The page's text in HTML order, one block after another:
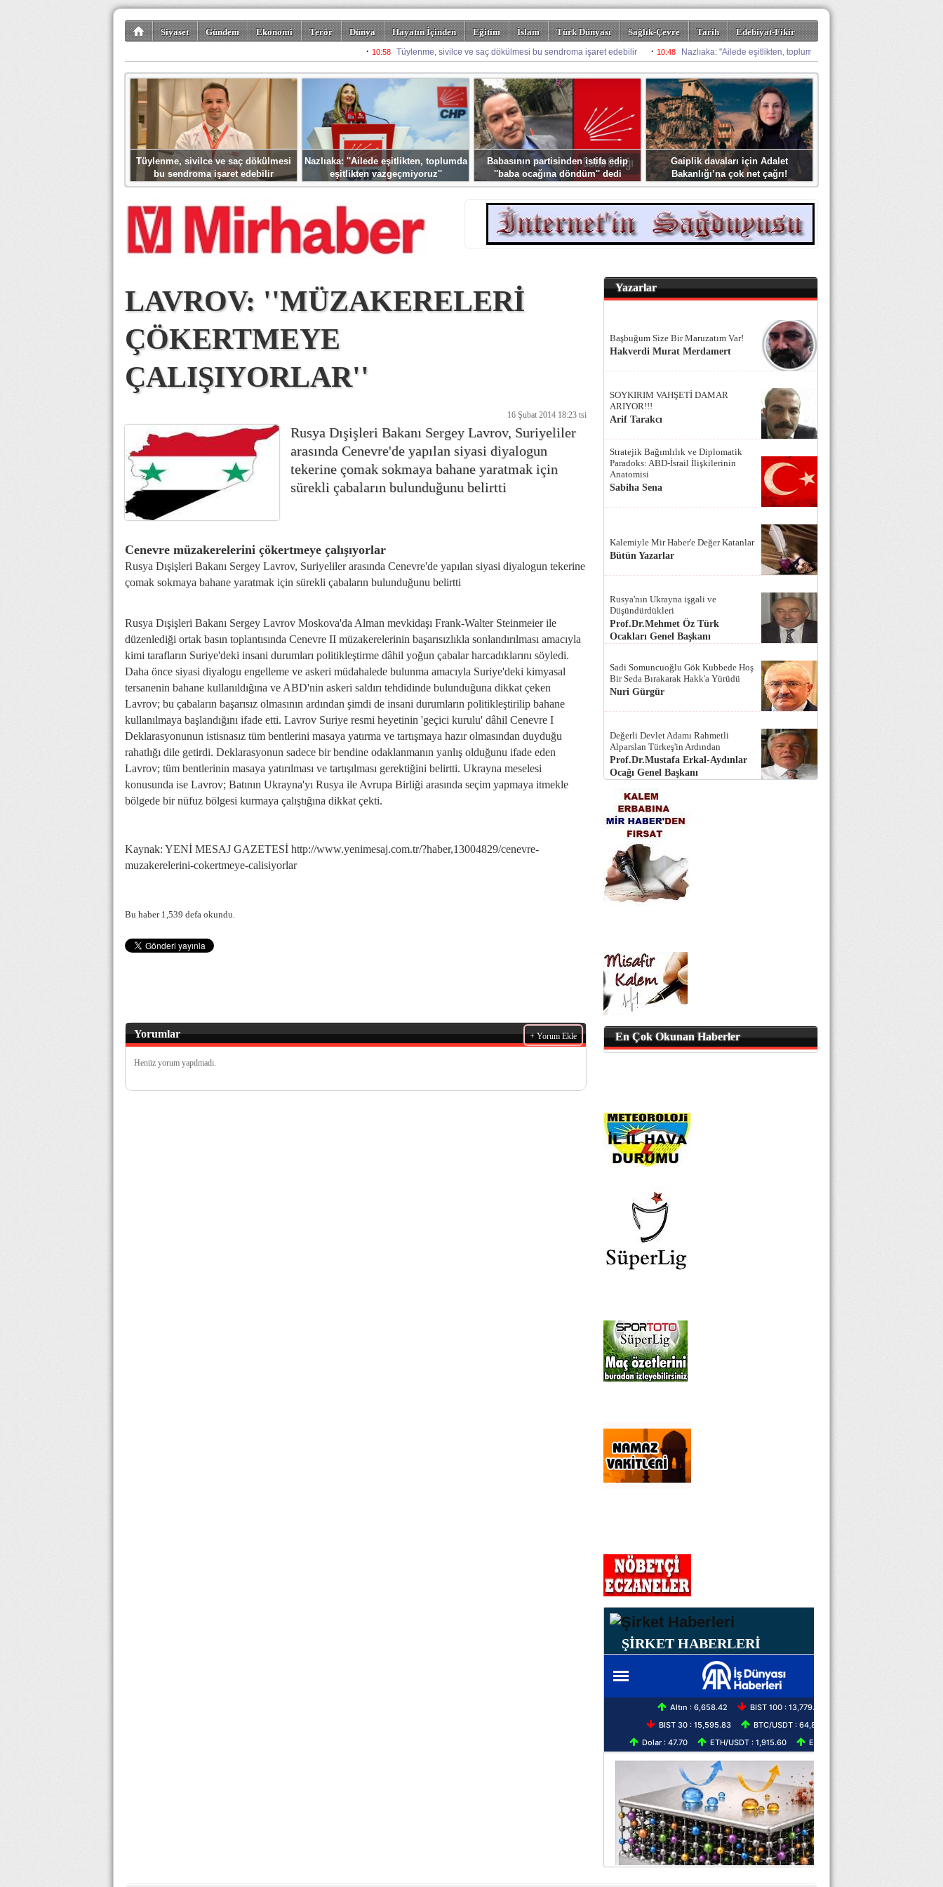
Siyaset Gündem Ekonomi Terör Dünya Hayatın İçinden Eğitim İslam Türk Dünyası Sağlık-Çevre Tarih
Edebiyat-Fikir
Spor Misafir Kalem Foto Galeriler
Tüylenme, sivilce ve saç dökülmesi
bu sendroma işaret edebilir
Nazlıaka: ''Ailede eşitlikten, toplumda
eşitlikten vazgeçmiyoruz''
Babasının partisinden istifa edip
''baba ocağına döndüm'' dedi
Gaiplik davaları için Adalet
Bakanlığı’na çok net çağrı!
LAVROV: ''MÜZAKERELERİ
ÇÖKERTMEYE
ÇALIŞIYORLAR''
16 Şubat 2014 18:23 tsi
Rusya Dışişleri Bakanı Sergey Lavrov, Suriyeliler
arasında Cenevre'de yapılan siyasi diyalogun
tekerine çomak sokmaya bahane yaratmak için
sürekli çabaların bulunduğunu belirtti
Cenevre müzakerelerini çökertmeye çalışıyorlar
Rusya Dışişleri Bakanı Sergey Lavrov, Suriyeliler arasında Cenevre'de yapılan siyasi diyalogun tekerine
çomak sokmaya bahane yaratmak için sürekli çabaların bulunduğunu belirtti
Rusya Dışişleri Bakanı Sergey Lavrov Moskova'da Alman mevkidaşı Frank-Walter Steinmeier ile
düzenlediği ortak basın toplantısında Cenevre II müzakerelerinin başarısızlıkla sonlandırılması amacıyla
kimi tarafların Suriye'deki insani durumları politikleştirme dâhil yoğun çabalar harcadıklarını söyledi.
Daha önce siyasi diyalogu engelleme ve askeri müdahalede bulunma amacıyla Suriye'deki kimyasal
tersanenin bahane kullanıldığına ve ABD'nin askeri saldırı tehdidinde bulunduğuna dikkat çeken
Lavrov; bu çabaların başarısız olmasının ardından şimdi de insani durumların politikleştirilip bahane
kullanılmaya başlandığını ifade etti. Lavrov Suriye resmi heyetinin 'geçici kurulu' dâhil Cenevre I
Deklarasyonunun istisnasız tüm bentlerini masaya yatırma ve tartışmaya hazır olmasından duyduğu
rahatlığı dile getirdi. Deklarasyonun sadece bir bendine odaklanmanın yanlış olduğunu ifade eden
Lavrov; tüm bentlerinin masaya yatırılması ve tartışılması gerektiğini belirtti. Ukrayna meselesi
konusunda ise Lavrov; Batının Ukrayna'yı Rusya ile Avrupa Birliği arasında seçim yapmaya itmekle
bölgede bir nüfuz bölgesi kurmaya çalıştığına dikkat çekti.
Kaynak: YENİ MESAJ GAZETESİ http://www.yenimesaj.com.tr/?haber,13004829/cenevre-
muzakerelerini-cokertmeye-calisiyorlar
Bu haber 1,539 defa okundu.
Yorumlar + Yorum Ekle
Henüz yorum yapılmadı.
Yazarlar
Başbuğum Size Bir Maruzatım Var!
Hakverdi Murat Merdamert
SOYKIRIM VAHŞETİ DAMAR
ARIYOR!!!
Arif Tarakcı
Stratejik Bağımlılık ve Diplomatik
Paradoks: ABD-İsrail İlişkilerinin
Anatomisi
Sabiha Sena
Kalemiyle Mir Haber'e Değer Katanlar
Bütün Yazarlar
Rusya'nın Ukrayna işgali ve
Düşündürdükleri
Prof.Dr.Mehmet Öz Türk
Ocakları Genel Başkanı
Sadi Somuncuoğlu Gök Kubbede Hoş
Bir Seda Bırakarak Hakk'a Yürüdü
Nuri Gürgür
Değerli Devlet Adamı Rahmetli
Alparslan Türkeş'in Ardından
Prof.Dr.Mustafa Erkal-Aydınlar
Ocağı Genel Başkanı
En Çok Okunan Haberler
ŞİRKET HABERLERİ